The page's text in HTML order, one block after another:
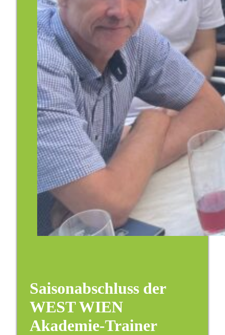
Saisonabschluss der
WEST WIEN
Akademie-Trainer